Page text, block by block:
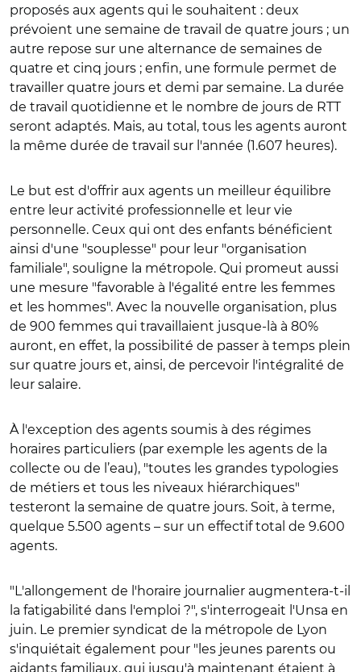
proposés aux agents qui le souhaitent : deux
prévoient une semaine de travail de quatre jours ; un
autre repose sur une alternance de semaines de
quatre et cinq jours ; enfin, une formule permet de
travailler quatre jours et demi par semaine. La durée
de travail quotidienne et le nombre de jours de RTT
seront adaptés. Mais, au total, tous les agents auront
la même durée de travail sur l'année (1.607 heures).
Le but est d'offrir aux agents un meilleur équilibre
entre leur activité professionnelle et leur vie
personnelle. Ceux qui ont des enfants bénéficient
ainsi d'une "souplesse" pour leur "organisation
familiale", souligne la métropole. Qui promeut aussi
une mesure "favorable à l'égalité entre les femmes
et les hommes". Avec la nouvelle organisation, plus
de 900 femmes qui travaillaient jusque-là à 80%
auront, en effet, la possibilité de passer à temps plein
sur quatre jours et, ainsi, de percevoir l'intégralité de
leur salaire.
À l'exception des agents soumis à des régimes
horaires particuliers (par exemple les agents de la
collecte ou de l’eau), "toutes les grandes typologies
de métiers et tous les niveaux hiérarchiques"
testeront la semaine de quatre jours. Soit, à terme,
quelque 5.500 agents – sur un effectif total de 9.600
agents.
"L'allongement de l'horaire journalier augmentera-t-il
la fatigabilité dans l'emploi ?", s'interrogeait l'Unsa en
juin. Le premier syndicat de la métropole de Lyon
s'inquiétait également pour "les jeunes parents ou
aidants familiaux, qui jusqu'à maintenant étaient à